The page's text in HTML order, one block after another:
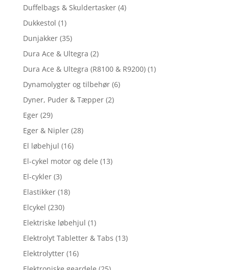
Duffelbags & Skuldertasker (4)
Dukkestol (1)
Dunjakker (35)
Dura Ace & Ultegra (2)
Dura Ace & Ultegra (R8100 & R9200) (1)
Dynamolygter og tilbehør (6)
Dyner, Puder & Tæpper (2)
Eger (29)
Eger & Nipler (28)
El løbehjul (16)
El-cykel motor og dele (13)
El-cykler (3)
Elastikker (18)
Elcykel (230)
Elektriske løbehjul (1)
Elektrolyt Tabletter & Tabs (13)
Elektrolytter (16)